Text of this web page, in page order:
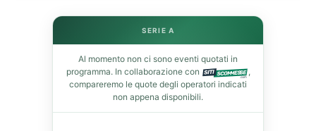
SERIE A
Al momento non ci sono eventi quotati in
programma. In collaborazione con
,
compareremo le quote degli operatori indicati
non appena disponibili.